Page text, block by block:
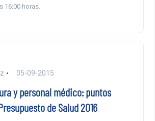
16:00 horas.
05-09-2015
y personal médico: puntos
de Salud 2016